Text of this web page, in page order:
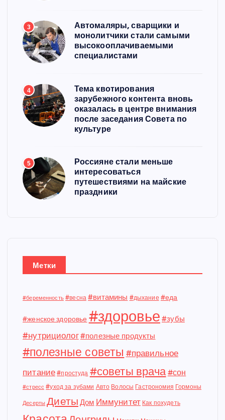
3
Автомаляры, сварщики и
монолитчики стали самыми
высокооплачиваемыми
специалистами
4
Тема квотирования
зарубежного контента вновь
оказалась в центре внимания
после заседания Совета по
культуре
5
Россияне стали меньше
интересоваться
путешествиями на майские
праздники
Метки
#беременность #весна #витамины #дыхание #еда
#женское здоровье #здоровье #зубы
#нутрициолог#полезные продукты
#полезные советы #правильное
питание #простуда #советы врача#сон
#стресс #уход за зубами Авто Волосы Гастрономия Гормоны
Десерты Диеты Дом Иммунитет Как похудеть